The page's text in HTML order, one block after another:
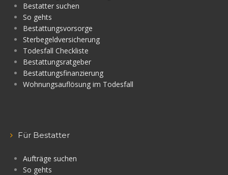
Bestatter suchen
So gehts
Bestattungsvorsorge
Sterbegeldversicherung
Todesfall Checkliste
Bestattungsratgeber
Bestattungsfinanzierung
Wohnungsauflösung im Todesfall
Für Bestatter
Aufträge suchen
So gehts